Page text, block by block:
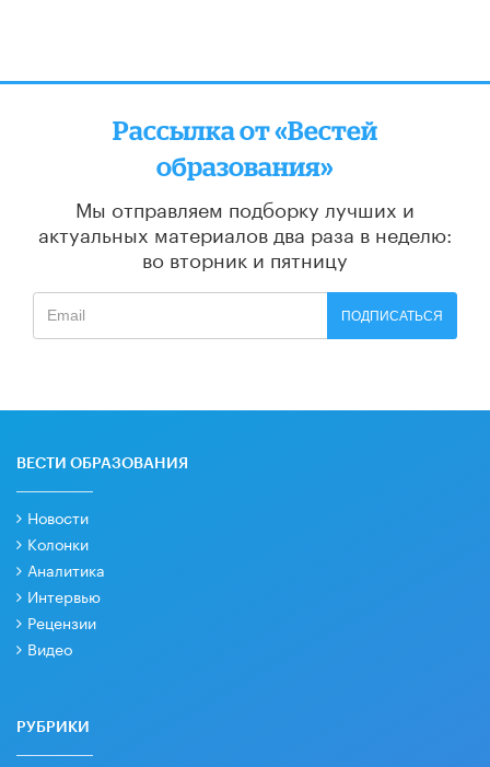
Рассылка от «Вестей
образования»
Мы отправляем подборку лучших и
актуальных материалов два раза в неделю:
во вторник и пятницу
ПОДПИСАТЬСЯ
ВЕСТИ ОБРАЗОВАНИЯ
Новости
Колонки
Аналитика
Интервью
Рецензии
Видео
РУБРИКИ